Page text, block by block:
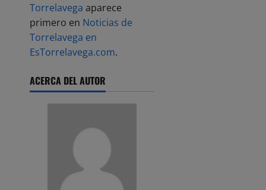
Torrelavega aparece
primero en Noticias de
Torrelavega en
EsTorrelavega.com.
ACERCA DEL AUTOR